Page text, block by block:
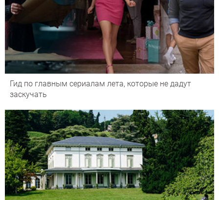
Гид по главным сериалам лета, которые не дадут
заскучать